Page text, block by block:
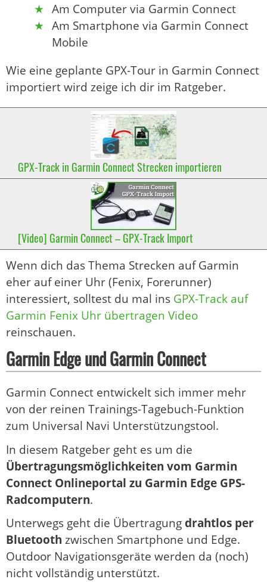
Am Computer via Garmin Connect
Am Smartphone via Garmin Connect
Mobile
Wie eine geplante GPX-Tour in Garmin Connect
importiert wird zeige ich dir im Ratgeber.
GPX-Track in Garmin Connect Strecken importieren
[Video] Garmin Connect – GPX-Track Import
Wenn dich das Thema Strecken auf Garmin
eher auf einer Uhr (Fenix, Forerunner)
interessiert, solltest du mal ins GPX-Track auf
Garmin Fenix Uhr übertragen Video
reinschauen.
Garmin Edge und Garmin Connect
Garmin Connect entwickelt sich immer mehr
von der reinen Trainings-Tagebuch-Funktion
zum Universal Navi Unterstützungstool.
In diesem Ratgeber geht es um die
Übertragungsmöglichkeiten vom Garmin
Connect Onlineportal zu Garmin Edge GPS-
Radcomputern.
Unterwegs geht die Übertragungdrahtlos per
Bluetooth zwischen Smartphone und Edge.
Outdoor Navigationsgeräte werden da (noch)
nicht vollständig unterstützt.